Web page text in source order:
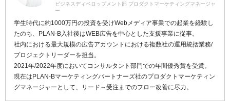
ビジネスディベロップメント部 プロダクトマーケティングマネージャ
ー
学生時代に約1000万円の投資を受けWebメディア事業での起業を経験し
たのち、PLAN-B入社後はWEB広告を中心とした支援事業に従事。
社内における最大規模の広告アカウントにおける複数社の運用統括業務/
プロジェクトリーダーを担当。
2021年/2022年度においてコンサルタント部門での年間優秀賞を受賞。
現在はPLAN-Bマーケティングパートナーズ社のプロダクトマーケティン
グマネージャーとして、リード～受注までのフロー改善に尽力。